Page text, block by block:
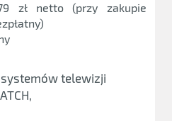
zł netto (przy zakupie
telewizji